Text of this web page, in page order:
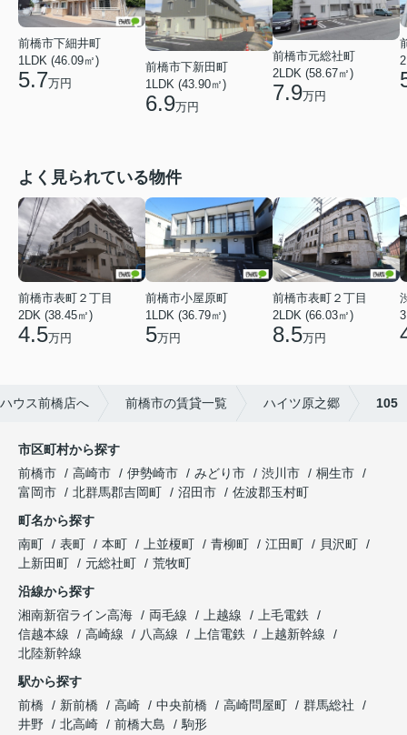
前橋市下細井町
1LDK (46.09㎡)
5.7万円
前橋市下新田町
1LDK (43.90㎡)
6.9万円
前橋市元総社町
2LDK (58.67㎡)
7.9万円
よく見られている物件
前橋市表町２丁目
2DK (38.45㎡)
4.5万円
前橋市小屋原町
1LDK (36.79㎡)
5万円
前橋市表町２丁目
2LDK (66.03㎡)
8.5万円
ウス前橋店へ 前橋市の賃貸一覧 ハイツ原之郷 105
市区町村から探す
前橋市
高崎市 伊勢崎市 みどり市 渋川市
桐生市
富岡市
北群馬郡吉岡町 沼田市
佐波郡玉村町
町名から探す
南町
表町 本町 上並榎町 青柳町 江田町
貝沢町
上新田町
元総社町
荒牧町
沿線から探す
湘南新宿ライン高海
両毛線 上越線
上毛電鉄
信越本線
高崎線 八高線 上信電鉄
上越新幹線
北陸新幹線
駅から探す
前橋
新前橋 高崎 中央前橋 高崎問屋町
群馬総社
井野
北高崎 前橋大島 駒形